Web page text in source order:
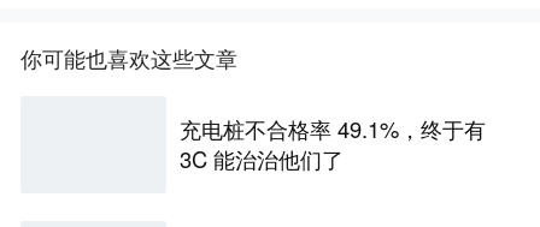
你可能也喜欢这些文章
充电桩不合格率 49.1%，终于有
3C 能治治他们了